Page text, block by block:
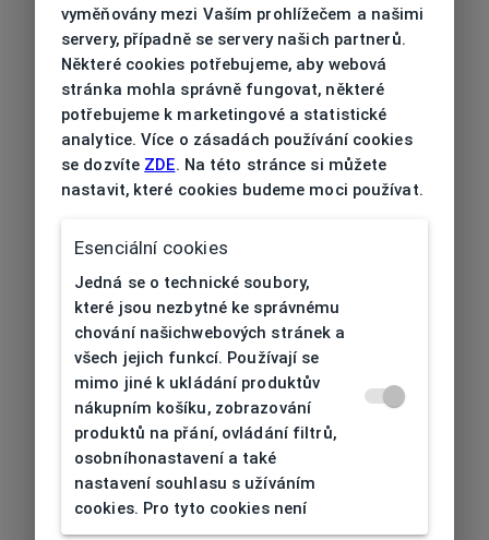
vyměňovány mezi Vaším prohlížečem a našimi
servery, případně se servery našich partnerů.
Některé cookies potřebujeme, aby webová
stránka mohla správně fungovat, některé
potřebujeme k marketingové a statistické
analytice. Více o zásadách používání cookies
se dozvíte ZDE. Na této stránce si můžete
nastavit, které cookies budeme moci používat.
Esenciální cookies
Jedná se o technické soubory,
které jsou nezbytné ke správnému
chování našichwebových stránek a
všech jejich funkcí. Používají se
mimo jiné k ukládání produktův
nákupním košíku, zobrazování
produktů na přání, ovládání filtrů,
osobníhonastavení a také
nastavení souhlasu s užíváním
cookies. Pro tyto cookies není